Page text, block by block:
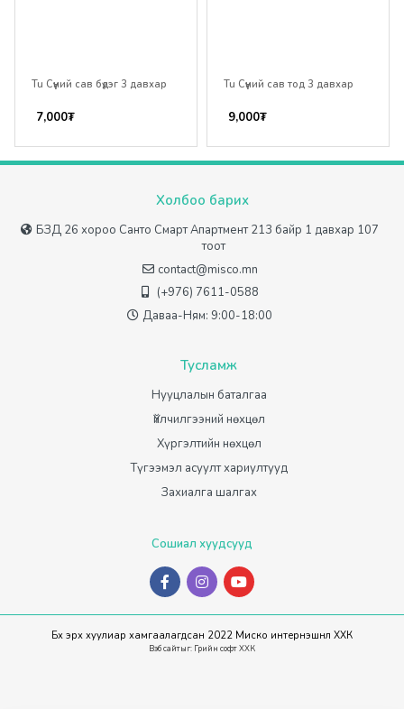
Tu Сүүний сав бүдэг 3 давхар
7,000₮
Tu Сүүний сав тод 3 давхар
9,000₮
Холбоо барих
БЗД 26 хороо Санто Смарт Апартмент 213 байр 1 давхар 107
тоот
contact@misco.mn
(+976) 7611-0588
Даваа-Ням: 9:00-18:00
Тусламж
Нууцлалын баталгаа
Үйлчилгээний нөхцөл
Хүргэлтийн нөхцөл
Түгээмэл асуулт хариултууд
Захиалга шалгах
Сошиал хуудсууд
Бүх эрх хуулиар хамгаалагдсан 2022 Миско интернэшнл ХХК
Вэб сайтыг: Грийн софт ХХК